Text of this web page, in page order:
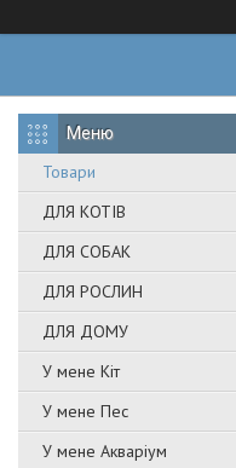
Товари
ДЛЯ КОТІВ
ДЛЯ СОБАК
ДЛЯ РОСЛИН
ДЛЯ ДОМУ
У мене Кіт
У мене Пес
У мене Акваріум